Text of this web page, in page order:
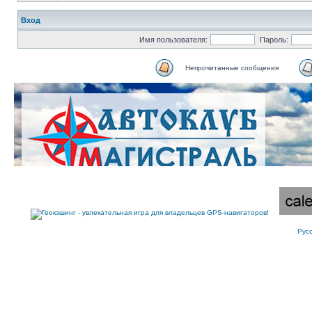
Вход
Имя пользователя: Пароль:
Непрочитанные сообщения